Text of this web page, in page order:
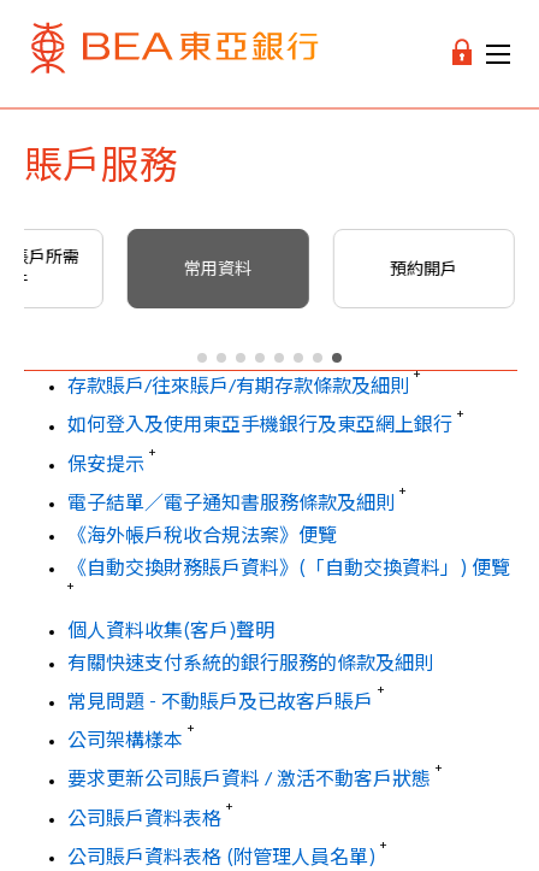
賬戶服務
賬戶所需
件
常用資料 預約開戶
存款賬戶/往來賬戶/有期存款條款及細則
+
如何登入及使用東亞手機銀行及東亞網上銀行
+
保安提示
+
電子結單／電子通知書服務條款及細則
+
《海外帳戶稅收合規法案》便覽
《自動交換財務賬戶資料》(「自動交換資料」) 便覽
+
個人資料收集(客戶)聲明
有關快速支付系統的銀行服務的條款及細則
常見問題 - 不動賬戶及已故客戶賬戶
+
公司架構樣本
+
要求更新公司賬戶資料 / 激活不動客戶狀態
+
公司賬戶資料表格
+
公司賬戶資料表格 (附管理人員名單)
+